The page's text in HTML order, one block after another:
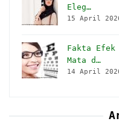
Eleg…
15 April
Fakta Efek
Mata d…
14 April